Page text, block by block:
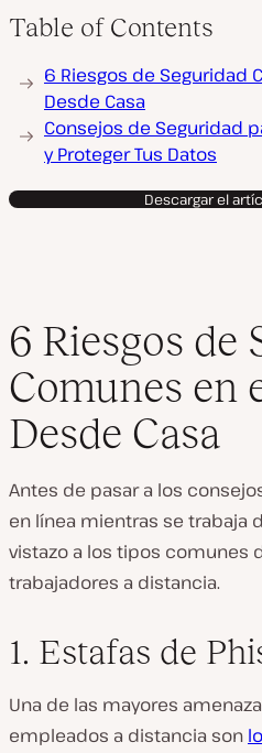
Table of Contents
6 Riesgos de Seguridad
Desde Casa
Consejos de Seguridad
y Proteger Tus Datos
Descargar el
6 Riesgos de
Comunes en
Desde Casa
Antes de pasar a los
en línea mientras se trabaja
vistazo a los tipos comunes
trabajadores a distancia.
1. Estafas de
Una de las mayores
empleados a distancia son